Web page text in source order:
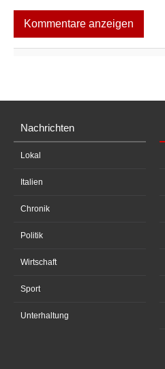
Kommentare anzeigen
Nachrichten
Lokal
Italien
Chronik
Politik
Wirtschaft
Sport
Unterhaltung